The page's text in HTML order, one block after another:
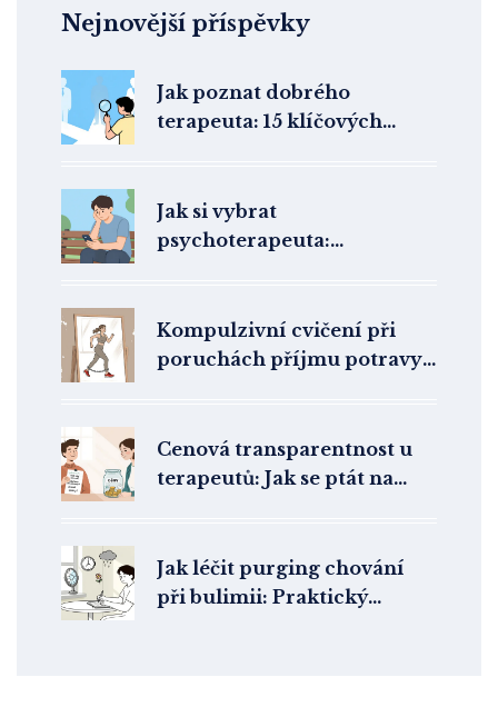
Nejnovější příspěvky
Jak poznat dobrého
terapeuta: 15 klíčových
Jak si vybrat
psychoterapeuta:
Kompulzivní cvičení při
poruchách příjmu potravy:
pohyb
Cenová transparentnost u
terapeutů: Jak se ptát na
Jak léčit purging chování
při bulimii: Praktický